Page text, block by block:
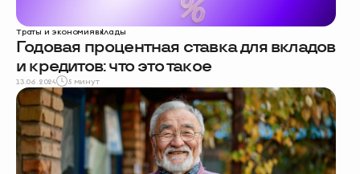
Траты и экономиявклады
Годовая процентная ставка для вкладов
и кредитов: что это такое
13.06.2024 5 минут